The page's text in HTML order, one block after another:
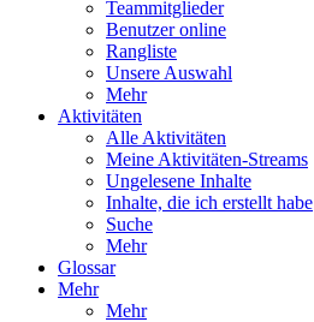
Teammitglieder
Benutzer online
Rangliste
Unsere Auswahl
Mehr
Aktivitäten
Alle Aktivitäten
Meine Aktivitäten-Streams
Ungelesene Inhalte
Inhalte, die ich erstellt habe
Suche
Mehr
Glossar
Mehr
Mehr